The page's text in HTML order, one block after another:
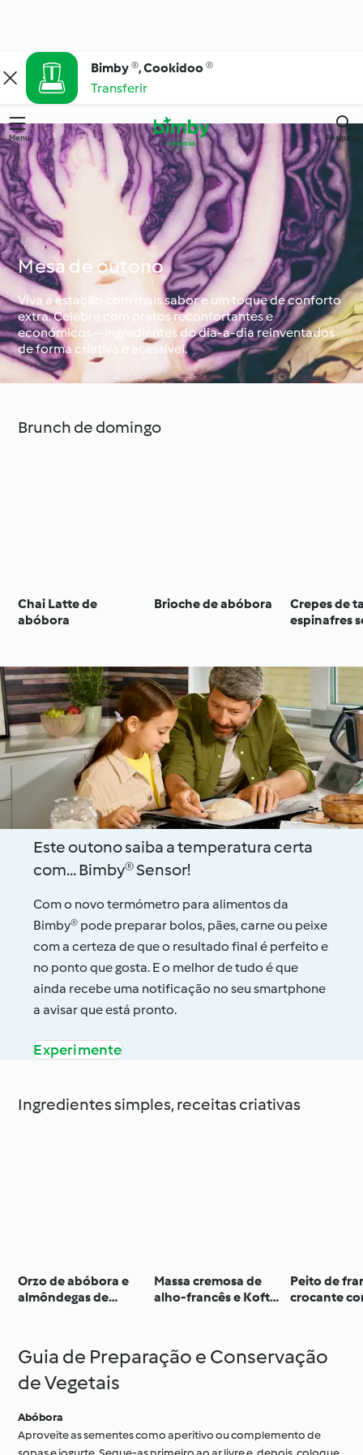
Bimby ®, Cookidoo ®
Transferir
Menu Pesquisar
Mesa de outono
Viva a estação com mais sabor e um toque de conforto
extra. Celebre com pratos reconfortantes e
económicos – ingredientes do dia-a-dia reinventados
de forma criativa e acessível.
Brunch de domingo
Chai Latte de
abóbora
Brioche de abóbora
Crepes de
espinafres
Este outono saiba a temperatura certa
com… Bimby® Sensor!
Com o novo termómetro para alimentos da
Bimby® pode preparar bolos, pães, carne ou peixe
com a certeza de que o resultado final é perfeito e
no ponto que gosta. E o melhor de tudo é que
ainda recebe uma notificação no seu smartphone
a avisar que está pronto.
Experimente
Ingredientes simples, receitas criativas
Orzo de abóbora e
almôndegas de
Massa cremosa de
alho-francês e Koftas
Peito de
crocante
Guia de Preparação e Conservação
de Vegetais
Abóbora
Aproveite as sementes como aperitivo ou complemento de